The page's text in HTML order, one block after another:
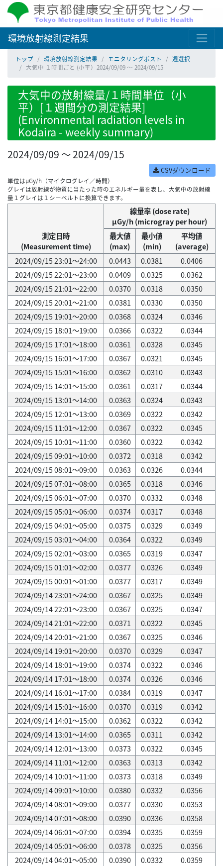
環境放射線測定結果
トップ 環境放射線測定結果 モニタリングポスト
週選択
大気中 １時間ごと (小平）2024/09/09 ～ 2024/09/15
大気中の放射線量/１時間単位（小
平）[１週間分の測定結果]
(Environmental radiation levels in
Kodaira - weekly summary)
2024/09/09 ～ 2024/09/15
CSVダウンロード
単位はμGy/h（マイクログレイ／時間）
グレイは放射線が物質に当たった時のエネルギー量を表し、大気中の放射線
量１グレイは１シーベルトに換算できます。
測定日時
(Measurement time)
線量率 (dose rate)
μGy/h (microgray per hour)
最大値
(max)
最小値
(min)
平均値
(average)
2024/09/15 23:01～24:00
0.0443 0.0381
0.0406
2024/09/15 22:01～23:00
0.0409 0.0325
0.0362
2024/09/15 21:01～22:00
0.0370 0.0318
0.0350
2024/09/15 20:01～21:00
0.0381 0.0330
0.0350
2024/09/15 19:01～20:00
0.0368 0.0324
0.0346
2024/09/15 18:01～19:00
0.0366 0.0322
0.0344
2024/09/15 17:01～18:00
0.0361 0.0328
0.0345
2024/09/15 16:01～17:00
0.0367 0.0321
0.0345
2024/09/15 15:01～16:00
0.0362 0.0310
0.0343
2024/09/15 14:01～15:00
0.0361 0.0317
0.0344
2024/09/15 13:01～14:00
0.0363 0.0324
0.0343
2024/09/15 12:01～13:00
0.0369 0.0322
0.0342
2024/09/15 11:01～12:00
0.0367 0.0322
0.0345
2024/09/15 10:01～11:00
0.0360 0.0322
0.0342
2024/09/15 09:01～10:00
0.0372 0.0318
0.0342
2024/09/15 08:01～09:00
0.0363 0.0326
0.0344
2024/09/15 07:01～08:00
0.0365 0.0318
0.0346
2024/09/15 06:01～07:00
0.0370 0.0332
0.0348
2024/09/15 05:01～06:00
0.0374 0.0317
0.0348
2024/09/15 04:01～05:00
0.0375 0.0329
0.0349
2024/09/15 03:01～04:00
0.0364 0.0322
0.0349
2024/09/15 02:01～03:00
0.0365 0.0319
0.0347
2024/09/15 01:01～02:00
0.0377 0.0326
0.0349
2024/09/15 00:01～01:00
0.0377 0.0317
0.0349
2024/09/14 23:01～24:00
0.0367 0.0325
0.0349
2024/09/14 22:01～23:00
0.0367 0.0325
0.0347
2024/09/14 21:01～22:00
0.0371 0.0322
0.0345
2024/09/14 20:01～21:00
0.0367 0.0325
0.0346
2024/09/14 19:01～20:00
0.0370 0.0329
0.0347
2024/09/14 18:01～19:00
0.0374 0.0322
0.0346
2024/09/14 17:01～18:00
0.0374 0.0326
0.0346
2024/09/14 16:01～17:00
0.0384 0.0319
0.0347
2024/09/14 15:01～16:00
0.0370 0.0319
0.0342
2024/09/14 14:01～15:00
0.0362 0.0322
0.0342
2024/09/14 13:01～14:00
0.0365 0.0311
0.0342
2024/09/14 12:01～13:00
0.0373 0.0322
0.0345
2024/09/14 11:01～12:00
0.0363 0.0313
0.0342
2024/09/14 10:01～11:00
0.0373 0.0318
0.0349
2024/09/14 09:01～10:00
0.0380 0.0332
0.0356
2024/09/14 08:01～09:00
0.0377 0.0330
0.0353
2024/09/14 07:01～08:00
0.0390 0.0336
0.0358
2024/09/14 06:01～07:00
0.0394 0.0335
0.0359
2024/09/14 05:01～06:00
0.0378 0.0325
0.0356
2024/09/14 04:01～05:00
0.0390 0.0332
0.0359